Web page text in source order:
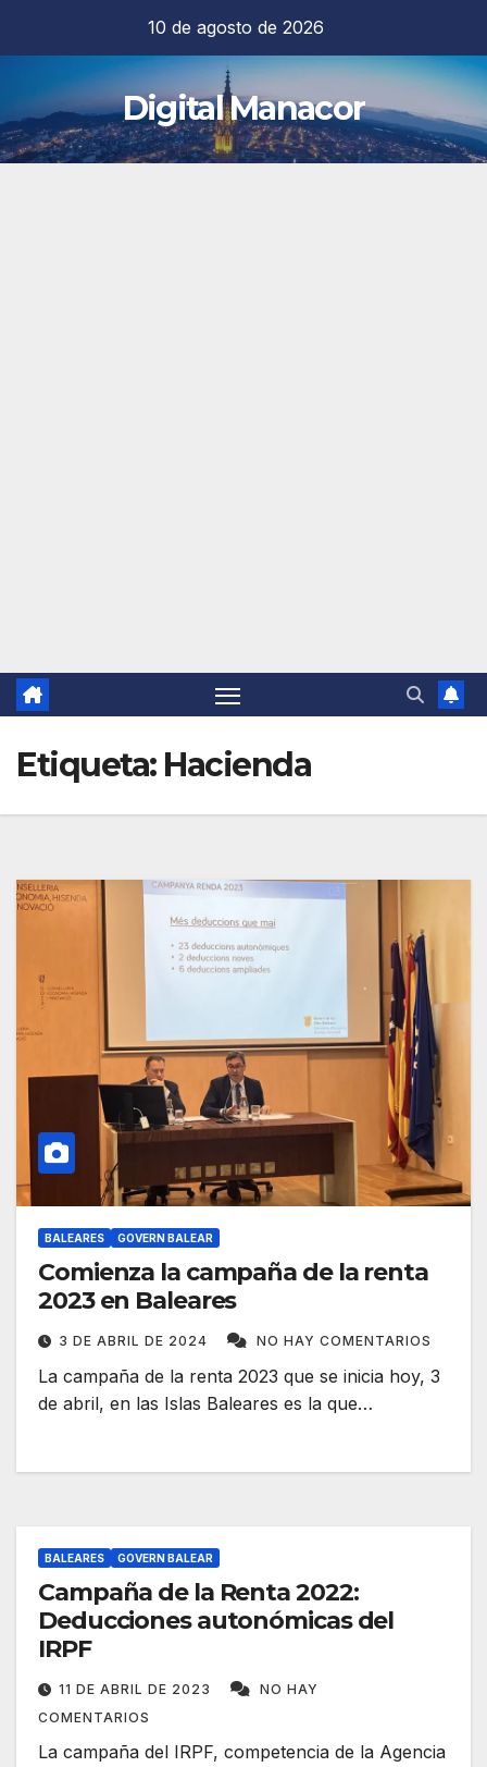
contenido
10 de agosto de 2026
Digital Manacor
Etiqueta: Hacienda
BALEARES GOVERN BALEAR
Comienza la campaña de la renta
2023 en Baleares
3 DE ABRIL DE 2024 NO HAY COMENTARIOS
La campaña de la renta 2023 que se inicia hoy, 3
de abril, en las Islas Baleares es la que…
BALEARES GOVERN BALEAR
Campaña de la Renta 2022:
Deducciones autonómicas del
IRPF
11 DE ABRIL DE 2023
NO HAY
COMENTARIOS
La campaña del IRPF, competencia de la Agencia